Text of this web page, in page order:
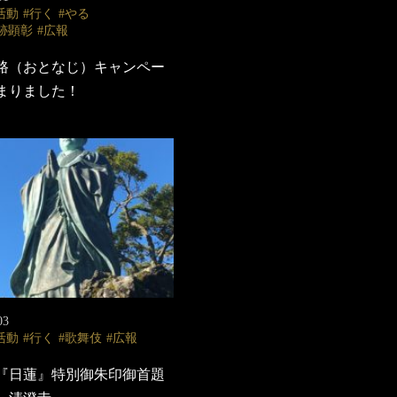
動 行く
やる
顕彰
広報
（おとなじ）キャンペー
りました！
動 行く 歌舞伎 広報
日蓮』特別御朱印御首題